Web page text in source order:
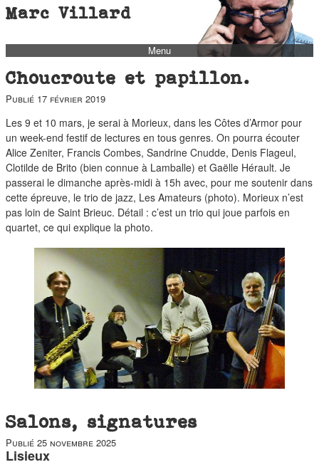
Marc Villard
Menu
biblio
barbès
music
autofiction
interviews
polaroid
famille
blog
short stories
duos
Choucroute et papillon.
Publié 17 février 2019
Les 9 et 10 mars, je serai à Morieux, dans les Côtes d’Armor pour
un week-end festif de lectures en tous genres. On pourra écouter
Alice Zeniter, Francis Combes, Sandrine Cnudde, Denis Flageul,
Clotilde de Brito (bien connue à Lamballe) et Gaëlle Hérault. Je
passerai le dimanche après-midi à 15h avec, pour me soutenir dans
cette épreuve, le trio de jazz, Les Amateurs (photo). Morieux n’est
pas loin de Saint Brieuc. Détail : c’est un trio qui joue parfois en
quartet, ce qui explique la photo.
Salons, signatures
Publié 25 novembre 2025
Lisieux